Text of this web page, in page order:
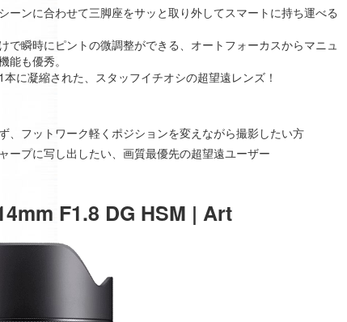
ーンに合わせて三脚座をサッと取り外してスマートに持ち運べる
で瞬時にピントの微調整ができる、オートフォーカスからマニュ
能も優秀。
に凝縮された、スタッフイチオシの超望遠レンズ！
、フットワーク軽くポジションを変えながら撮影したい方
ープに写し出したい、画質最優先の超望遠ユーザー
F1.8 DG HSM | Art